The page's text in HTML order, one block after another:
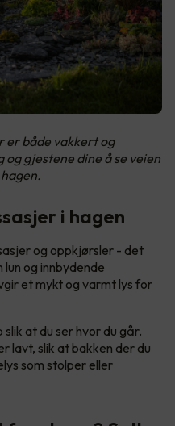
er både vakkert og
gjestene dine å se veien
i hagen
og oppkjørsler - det
og innbydende
et mykt og varmt lys for
at du ser hvor du går.
lavt, slik at bakken der du
som stolper eller